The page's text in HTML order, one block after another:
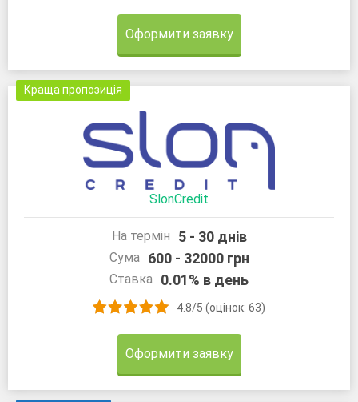
Оформити заявку
Краща пропозиція
SlonCredit
На термін 5 - 30 днів
Сума 600 - 32000 грн
Ставка 0.01% в день
4.8/5 (оцінок: 63)
Оформити заявку